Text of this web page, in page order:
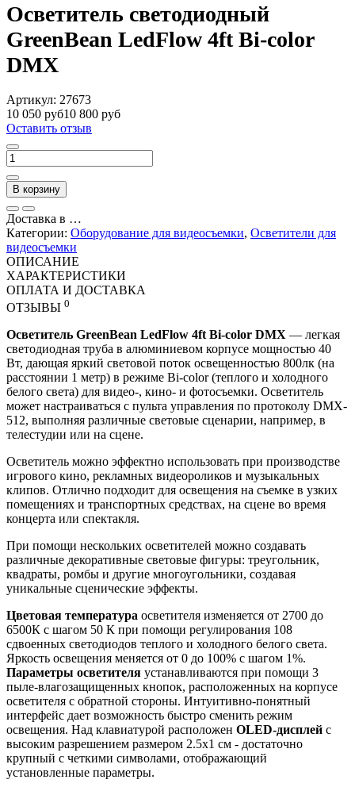
Осветитель светодиодный
GreenBean LedFlow 4ft Bi-color
DMX
Артикул: 27673
10 050 руб10 800 руб
Оставить отзыв
В корзину
Доставка в …
Категории: Оборудование для видеосъемки, Осветители для
видеосъемки
ОПИСАНИЕ
ХАРАКТЕРИСТИКИ
ОПЛАТА И ДОСТАВКА
ОТЗЫВЫ 0
Осветитель GreenBean LedFlow 4ft Bi-color DMX — легкая
светодиодная труба в алюминиевом корпусе мощностью 40
Вт, дающая яркий световой поток освещенностью 800лк (на
расстоянии 1 метр) в режиме Bi-color (теплого и холодного
белого света) для видео-, кино- и фотосъемки. Осветитель
может настраиваться с пульта управления по протоколу DMX-
512, выполняя различные световые сценарии, например, в
телестудии или на сцене.
Осветитель можно эффектно использовать при производстве
игрового кино, рекламных видеороликов и музыкальных
клипов. Отлично подходит для освещения на съемке в узких
помещениях и транспортных средствах, на сцене во время
концерта или спектакля.
При помощи нескольких осветителей можно создавать
различные декоративные световые фигуры: треугольник,
квадраты, ромбы и другие многоугольники, создавая
уникальные сценические эффекты.
Цветовая температура осветителя изменяется от 2700 до
6500К с шагом 50 К при помощи регулирования 108
сдвоенных светодиодов теплого и холодного белого света.
Яркость освещения меняется от 0 до 100% с шагом 1%.
Параметры осветителя устанавливаются при помощи 3
пыле-влагозащищенных кнопок, расположенных на корпусе
осветителя с обратной стороны. Интуитивно-понятный
интерфейс дает возможность быстро сменить режим
освещения. Над клавиатурой расположен OLED-дисплей с
высоким разрешением размером 2.5х1 см - достаточно
крупный с четкими символами, отображающий
установленные параметры.